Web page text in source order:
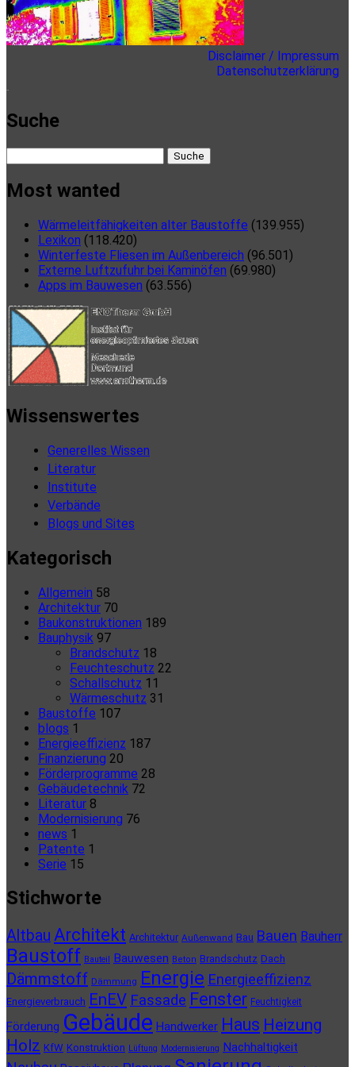
Disclaimer / Impressum
Datenschutzerklärung
Suche
nach:
Most wanted
Wärmeleitfähigkeiten alter Baustoffe (139.955)
Lexikon (118.420)
Winterfeste Fliesen im Außenbereich (96.501)
Externe Luftzufuhr bei Kaminöfen (69.980)
Apps im Bauwesen (63.556)
Wissenswertes
Generelles Wissen
Literatur
Institute
Verbände
Blogs und Sites
Kategorisch
Allgemein 58
Architektur 70
Baukonstruktionen 189
Bauphysik 97
Brandschutz 18
Feuchteschutz 22
Schallschutz 11
Wärmeschutz 31
Baustoffe 107
blogs 1
Energieeffizienz 187
Finanzierung 20
Förderprogramme 28
Gebäudetechnik 72
Literatur 8
Modernisierung 76
news 1
Patente 1
Serie 15
Stichworte
Altbau Architekt Architektur Außenwand Bau Bauen Bauherr
Baustoff Bauteil Bauwesen Beton Brandschutz Dach
Dämmstoff Dämmung Energie Energieeffizienz
Energieverbrauch EnEV Fassade Fenster Feuchtigkeit
Förderung Gebäude Handwerker Haus Heizung
Holz KfW Konstruktion Lüftung Modernisierung Nachhaltigkeit